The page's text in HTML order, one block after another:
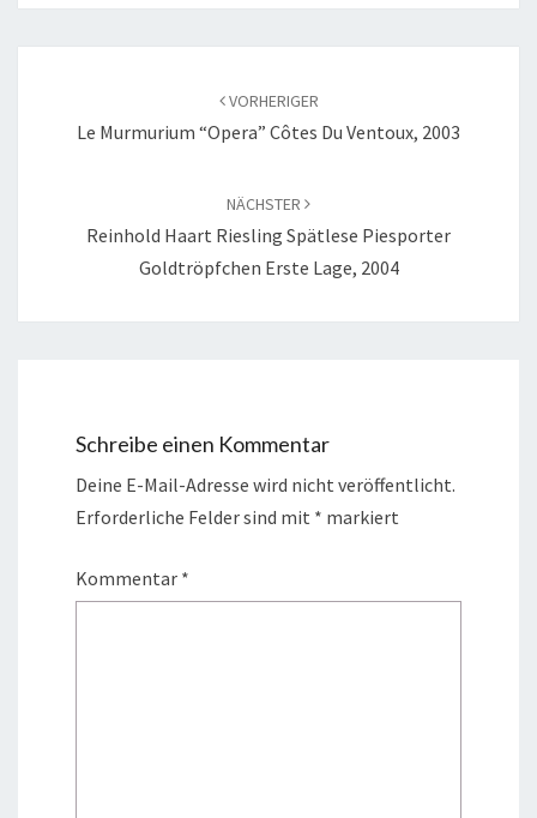
VORHERIGER
Le Murmurium “Opera” Côtes Du Ventoux, 2003
NÄCHSTER
Reinhold Haart Riesling Spätlese Piesporter
Goldtröpfchen Erste Lage, 2004
Schreibe einen Kommentar
Deine E-Mail-Adresse wird nicht veröffentlicht.
Erforderliche Felder sind mit * markiert
Kommentar *